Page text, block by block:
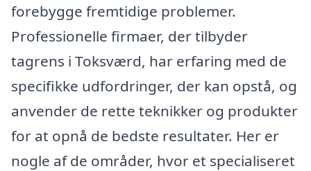
forebygge fremtidige problemer.
Professionelle firmaer, der tilbyder
tagrens i Toksværd, har erfaring med de
specifikke udfordringer, der kan opstå, og
anvender de rette teknikker og produkter
for at opnå de bedste resultater. Her er
nogle af de områder, hvor et specialiseret